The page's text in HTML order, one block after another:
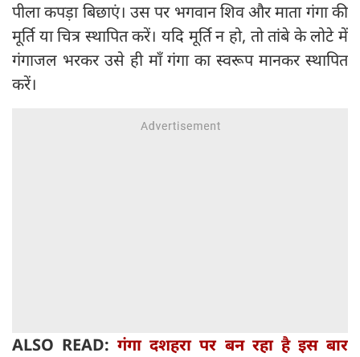
पीला कपड़ा बिछाएं। उस पर भगवान शिव और माता गंगा की
मूर्ति या चित्र स्थापित करें। यदि मूर्ति न हो, तो तांबे के लोटे में
गंगाजल भरकर उसे ही माँ गंगा का स्वरूप मानकर स्थापित
करें।
ALSO READ:गंगा दशहरा पर बन रहा है इस बार